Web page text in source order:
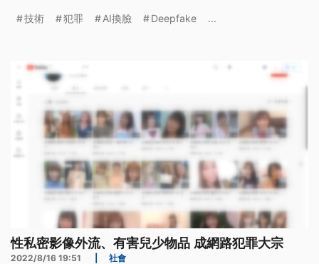
香港，不排除是中國的集團性犯案。
技術 犯罪 AI換臉 Deepfake ...
性私密影像外流、有害兒少物品 成網路犯罪大宗
2022/8/16 19:51 社會